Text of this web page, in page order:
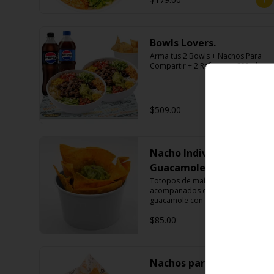
Bowls Lovers.
Arma tus 2 Bowls + Nachos Para
Compartir + 2 Refrescos 600ml.
$509.00
Nacho Individual
Guacamole
Totopos de maíz fritos
acompañados de una porción de
guacamole con cebolla morada.
$85.00
Nachos para compartir